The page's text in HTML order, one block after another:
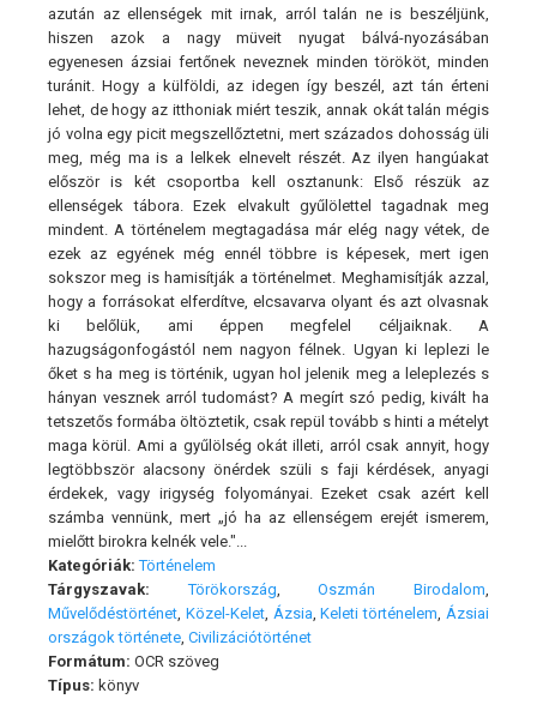
azután az ellenségek mit irnak, arról talán ne is beszéljünk,
hiszen azok a nagy müveit nyugat bálvá-nyozásában
egyenesen ázsiai fertőnek neveznek minden törököt, minden
turánit. Hogy a külföldi, az idegen így beszél, azt tán érteni
lehet, de hogy az itthoniak miért teszik, annak okát talán mégis
jó volna egy picit megszellőztetni, mert százados dohosság üli
meg, még ma is a lelkek elnevelt részét. Az ilyen hangúakat
először is két csoportba kell osztanunk: Első részük az
ellenségek tábora. Ezek elvakult gyűlölettel tagadnak meg
mindent. A történelem megtagadása már elég nagy vétek, de
ezek az egyének még ennél többre is képesek, mert igen
sokszor meg is hamisítják a történelmet. Meghamisítják azzal,
hogy a forrásokat elferdítve, elcsavarva olyant és azt olvasnak
ki belőlük, ami éppen megfelel céljaiknak. A
hazugságonfogástól nem nagyon félnek. Ugyan ki leplezi le
őket s ha meg is történik, ugyan hol jelenik meg a leleplezés s
hányan vesznek arról tudomást? A megírt szó pedig, kivált ha
tetszetős formába öltöztetik, csak repül tovább s hinti a mételyt
maga körül. Ami a gyűlölség okát illeti, arról csak annyit, hogy
legtöbbször alacsony önérdek szüli s faji kérdések, anyagi
érdekek, vagy irigység folyományai. Ezeket csak azért kell
számba vennünk, mert „jó ha az ellenségem erejét ismerem,
mielőtt birokra kelnék vele."...
Kategóriák: Történelem
Tárgyszavak:
Törökország ,Oszmán Birodalom
Művelődéstörténet Közel-Kelet, Ázsia ,Keleti történelem Ázsiai
országok története Civilizációtörténet
Formátum: OCR szöveg
Típus: könyv